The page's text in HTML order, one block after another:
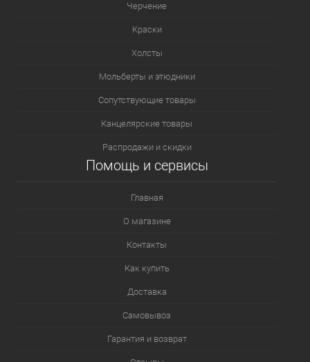
Черчение
Краски
Холсты
Мольберты и этюдники
Сопутствующие товары
Канцелярские товары
Распродажи и скидки
Помощь и сервисы
Главная
О магазине
Контакты
Как купить
Доставка
Самовывоз
Гарантия и возврат